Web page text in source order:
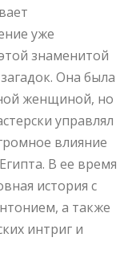
уже
знаменитой
Она была
женщиной, но
управлял
влияние
В ее время
история с
а также
интриг и